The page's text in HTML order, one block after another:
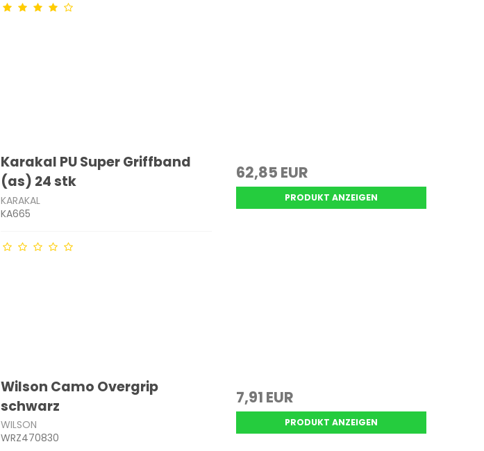
Karakal PU Super Griffband
(as) 24 stk
KARAKAL
KA665
62,85 EUR
PRODUKT ANZEIGEN
Wilson Camo Overgrip
schwarz
WILSON
WRZ470830
7,91 EUR
PRODUKT ANZEIGEN